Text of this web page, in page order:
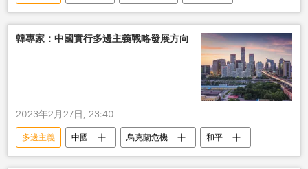
韓專家：中國實行多邊主義戰略發展方向
2023年2月27日, 23:40
多邊主義 中國 烏克蘭危機 和平